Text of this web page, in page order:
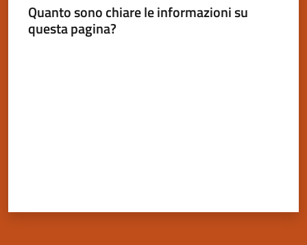
Quanto sono chiare le informazioni su
questa pagina?